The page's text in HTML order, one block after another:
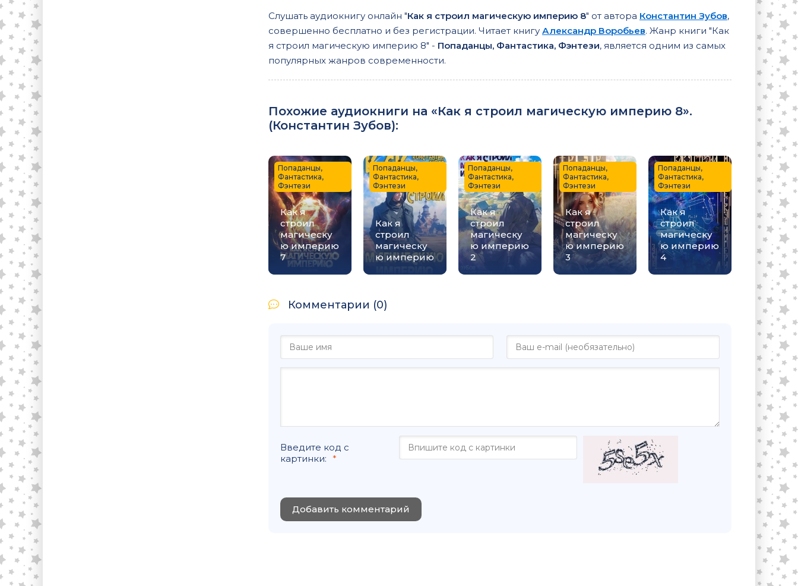
Слушать аудиокнигу онлайн "Как я строил магическую империю 8" от автора Константин Зубов,
совершенно бесплатно и без регистрации. Читает книгу Александр Воробьев. Жанр книги "Как
я строил магическую империю 8" - Попаданцы, Фантастика, Фэнтези, является одним из самых
популярных жанров современности.
Похожие аудиокниги на «Как я строил магическую империю 8».
(Константин Зубов):
Как я
строил
магическу
ю империю
7
Попаданцы,
Фантастика,
Фэнтези
Как я
строил
магическу
ю империю
Попаданцы,
Фантастика,
Фэнтези
Как я
строил
магическу
ю империю
2
Попаданцы,
Фантастика,
Фэнтези
Как я
строил
магическу
ю империю
3
Попаданцы,
Фантастика,
Фэнтези
Как я
строил
магическу
ю империю
4
Попаданцы,
Фантастика,
Фэнтези
Комментарии (0)
Введите код с
картинки:
Добавить комментарий